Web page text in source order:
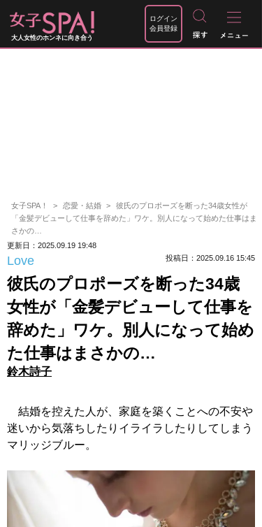
大人女性のホンネに向き合う
ログイン
会員登録
女子SPA！ 恋愛・結婚
彼氏のプロポーズを断った34歳女性が
「金髪デビューして仕事を辞めた」ワケ。別人になって始めた仕事はま
さかの…
更新日：2025.09.19 19:48
Love 投稿日：2025.09.16 15:45
彼氏のプロポーズを断った34歳
女性が「金髪デビューして仕事を
辞めた」ワケ。別人になって始め
た仕事はまさかの…
鈴木詩子
結婚を控えた人が、家庭を築くことへの不安や
迷いから気落ちしたりイライラしたりしてしまう
マリッジブルー。